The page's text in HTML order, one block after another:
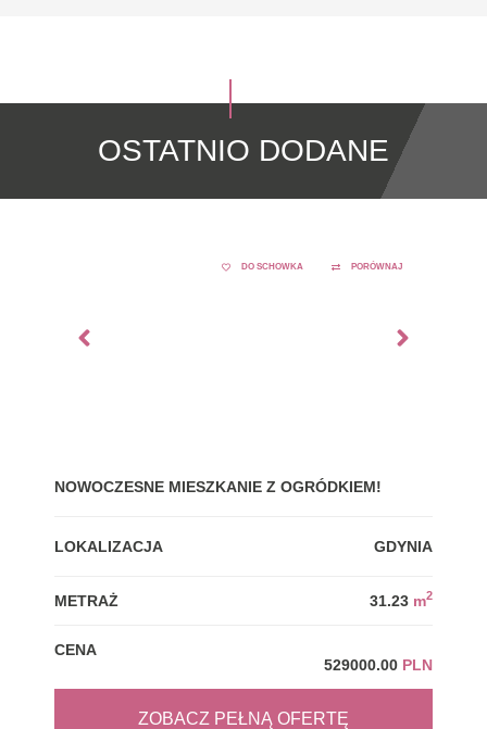
OSTATNIO DODANE
DO SCHOWKA PORÓWNAJ
NOWOCZESNE MIESZKANIE Z OGRÓDKIEM!
LOKALIZACJA GDYNIA
METRAŻ 31.23 m2
CENA
529000.00 PLN
ZOBACZ PEŁNĄ OFERTĘ